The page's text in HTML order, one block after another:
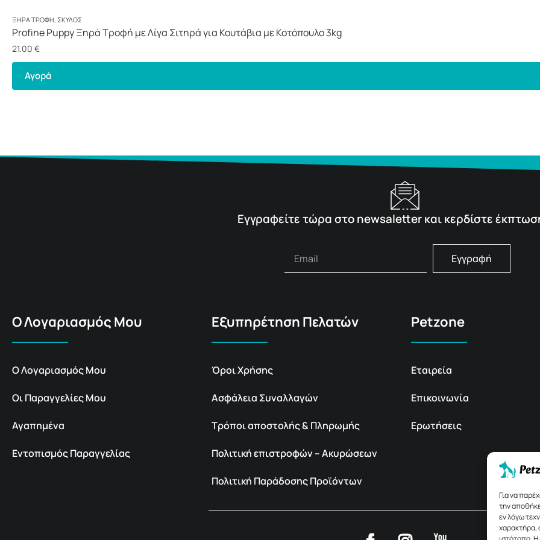
Για να
την
εν λόγω
χαρακτήρα,
ΞΗΡΆ ΤΡΟΦΉ ΣΚΎΛΟΣ
Profine Puppy Ξηρά Τροφή με Λίγα Σιτηρά για Κουτάβια με Κοτόπουλο 3kg
21.00 €
Αγορά
Εγγραφείτε τώρα στο newsaletter και κερδίστε
Εγγραφή
Ο Λογαριασμός Μου
Ο Λογαριασμός Μου
Οι Παραγγελίες Μου
Αγαπημένα
Εντοπισμός Παραγγελίας
Εξυπηρέτηση Πελατών
Όροι Χρήσης
Ασφάλεια Συναλλαγών
Τρόποι αποστολής & Πληρωμής
Πολιτική επιστροφών – Ακυρώσεων
Πολιτική Παράδοσης Προϊόντων
Petzone
Εταιρεία
Επικοινωνία
Ερωτήσεις